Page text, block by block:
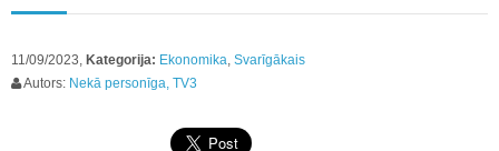
11/09/2023, Kategorija: Ekonomika, Svarīgākais
Autors: Nekā personīga, TV3